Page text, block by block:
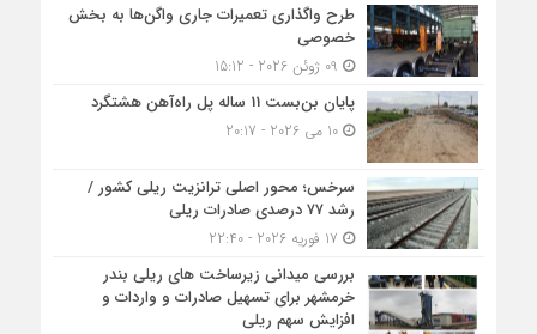
طرح واگذاری تعمیرات جاری واگن‌ها به بخش
خصوصی
پایان بن‌بست 11 ساله پل راه‌آهن هشتگرد
10 می 2026 - 20:17
سرخس؛ محور اصلی ترانزیت ریلی کشور /
رشد ۷۷ درصدی صادرات ریلی
بررسی میدانی زیرساخت های ریلی بندر
خرمشهر برای تسهیل صادرات و واردات و
افزایش سهم ریلی